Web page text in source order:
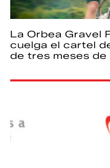
La Orbea Gravel
cuelga el cartel
de tres meses